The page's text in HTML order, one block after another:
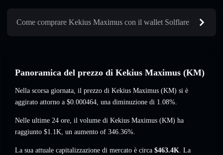
Come comprare Kekius Maximus con il wallet Solflare
Panoramica del prezzo di Kekius Maximus (KM)
Nella scorsa giornata, il prezzo di Kekius Maximus (KM) si è
aggirato attorno a $0.000464, una diminuzione di 1.08%.
Nelle ultime 24 ore, il volume di Kekius Maximus (KM) ha
raggiunto $1.1K, un aumento of 346.36%.
La sua attuale capitalizzazione di mercato è circa $463.4K. La